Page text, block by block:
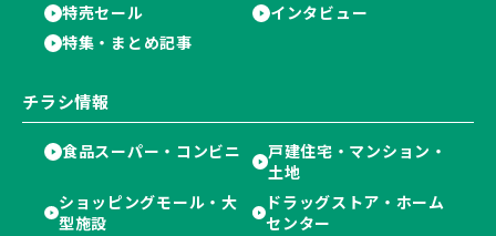
特売セール
インタビュー
特集・まとめ記事
チラシ情報
食品スーパー・コンビニ
戸建住宅・マンション・
土地
ショッピングモール・大
型施設
ドラッグストア・ホーム
センター